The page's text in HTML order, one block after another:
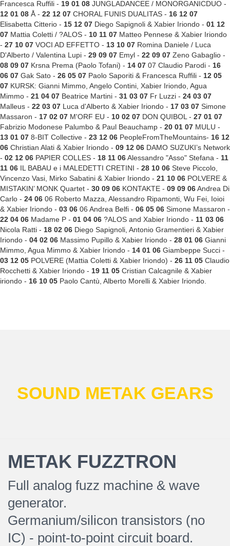
Francesca Ruffili - 19 01 08 JUNGLADANCEE / MONORGANICDUO -
12 01 08 Å - 22 12 07 CHORAL FUNIS DUALITAS - 16 12 07
Elisabetta Citterio - 15 12 07 Diego Sapignoli & Xabier Iriondo - 01 12
07 Mattia Coletti / ?ALOS - 10 11 07 Matteo Pennese & Xabier Iriondo
- 27 10 07 VOCI AD EFFETTO - 13 10 07 Romina Daniele / Luca
D'Alberto / Valentina Lupi - 29 09 07 Emyl - 22 09 07 Zeno Gabaglio -
08 09 07 Krsna Prema (Paolo Tofani) - 14 07 07 Claudio Parodi - 16
06 07 Gak Sato - 26 05 07 Paolo Saporiti & Francesca Ruffili - 12 05
07 KURSK: Gianni Mimmo, Angelo Contini, Xabier Iriondo, Agua
Mimmo - 21 04 07 Beatrice Martini - 31 03 07 Fr Luzzi - 24 03 07
Malleus - 22 03 07 Luca d'Alberto & Xabier Iriondo - 17 03 07 Simone
Massaron - 17 02 07 M'ORF EU - 10 02 07 DON QUIBOL - 27 01 07
Fabrizio Modonese Palumbo & Paul Beauchamp - 20 01 07 MULU -
13 01 07 8-BIT Collective - 23 12 06 PeopleFromTheMountains- 16 12
06 Christian Alati & Xabier Iriondo - 09 12 06 DAMO SUZUKI’s Network
- 02 12 06 PAPIER COLLES - 18 11 06Alessandro "Asso" Stefana - 11
11 06 IL BABAU e i MALEDETTI CRETINI - 28 10 06 Steve Piccolo,
Vincenzo Vasi, Mirko Sabatini & Xabier Iriondo - 21 10 06 POLVERE &
MISTAKIN’ MONK Quartet - 30 09 06 KONTAKTE - 09 09 06Andrea Di
Carlo - 24 06 06 Roberto Mazza, Alessandro Ripamonti, Wu Fei, Ioioi
& Xabier Iriondo - 03 06 06 Andrea Belfi - 06 05 06 Simone Massaron -
22 04 06 Madame P - 01 04 06 ?ALOS and Xabier Iriondo - 11 03 06
Nicola Ratti - 18 02 06 Diego Sapignoli, Antonio Gramentieri & Xabier
Iriondo - 04 02 06 Massimo Pupillo & Xabier Iriondo - 28 01 06 Gianni
Mimmo, Agua Mimmo & Xabier Iriondo - 14 01 06 Giambeppe Succi -
03 12 05 POLVERE (Mattia Coletti & Xabier Iriondo) - 26 11 05 Claudio
Rocchetti & Xabier Iriondo - 19 11 05 Cristian Calcagnile & Xabier
iriondo - 16 10 05 Paolo Cantù, Alberto Morelli & Xabier Iriondo.
SOUND METAK GEARS
METAK FUZZTRON
Full analog fuzz machine & wave
generator.
Germanium/silicon transistors (no
IC) - point-to-point circuit board.